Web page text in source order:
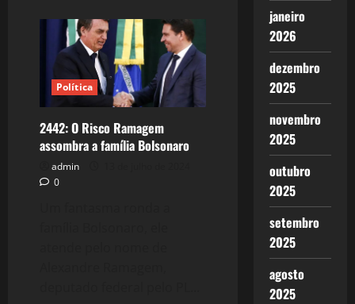
A
Gravação
de
Ramagem
da
reunião
de
Bolsonaro,
com
as
advogadas
Política
2442: O Risco Ramagem
assombra a família Bolsonaro
admin
0
janeiro
2026
dezembro
2025
novembro
2025
outubro
2025
setembro
2025
agosto
2025